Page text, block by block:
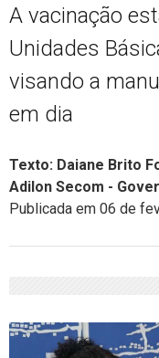
A vacinação
Unidades
visando a
em dia
Texto: Daiane Brito
Adilon Secom -
Publicada em 06 de